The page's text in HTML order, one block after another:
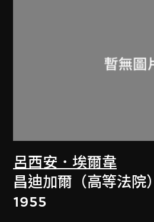
呂西安．埃爾韋
昌迪加爾（高等法院）
1955